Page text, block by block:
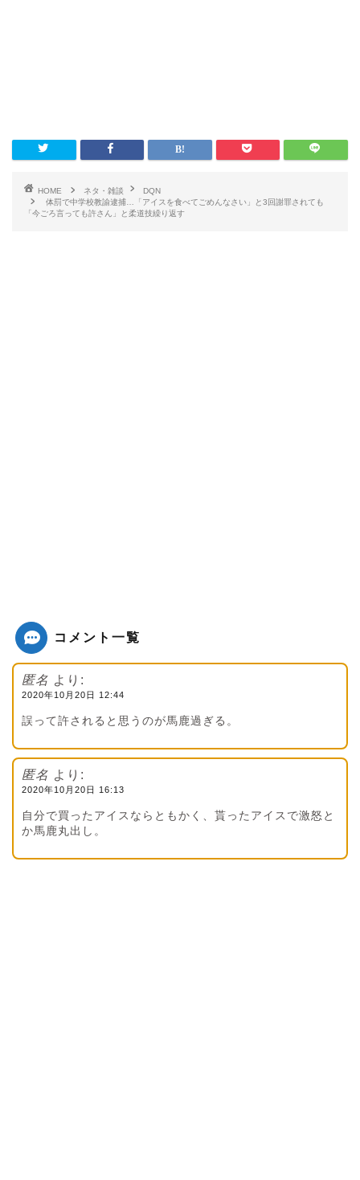
HOME ネタ・雑談
DQN
体罰で中学校教諭逮捕…「アイスを食べてごめんなさい」と3回謝罪されても
「今ごろ言っても許さん」と柔道技繰り返す
コメント一覧
匿名 より:
2020年10月20日 12:44
誤って許されると思うのが馬鹿過ぎる。
匿名 より:
2020年10月20日 16:13
自分で買ったアイスならともかく、貰ったアイスで激怒と
か馬鹿丸出し。